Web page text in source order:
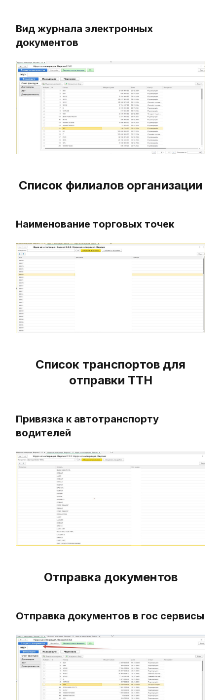
Вид журнала электронных
документов
Список филиалов организации
Наименование торговых точек
Список транспортов для
отправки ТТН
Привязка к автотранспорту
водителей
Отправка документов
Отправка документов в гос сервисы